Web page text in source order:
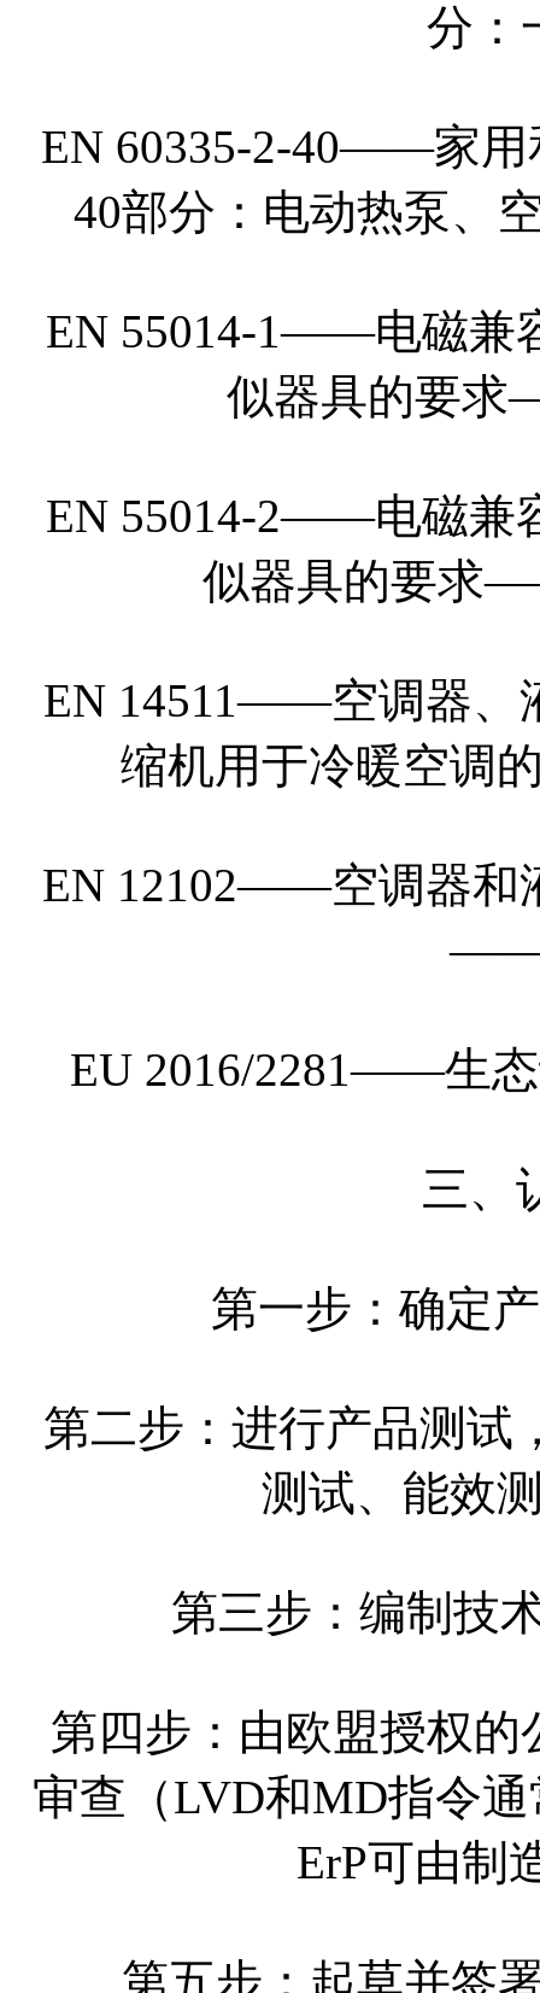
分：
EN 60335-2-40——家
40部分：电动热泵、
EN 55014-1——电磁兼
似器具的要
EN 55014-2——电磁兼
似器具的要求
EN 14511——空调器、
缩机用于冷暖空调
EN 12102——空调器
——
EU 2016/2281——生
三、
第一步：确定
第二步：进行产品测试
测试、能效
第三步：编制技
第四步：由欧盟授权的
审查（LVD和MD指令
ErP可由制
第五步：起草并签